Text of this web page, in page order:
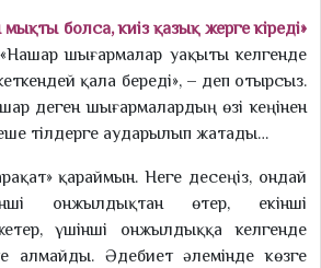
бол­са, киіз қазық жерге кіреді»
шығар­малар уақыты келгенде
қала береді», – деп отырсыз.
деген шығармалардың өзі кеңінен
тіл­дерге аударылып жатады…
қараймын. Неге десеңіз, ондай
онжыл­дық­тан өтер, екінші
үшінші онжылдыққа келгенде
алмайды. Әдебиет әлемінде көзге